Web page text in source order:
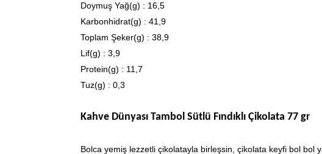
Doymuş Yağ(g) : 16,5
Karbonhidrat(g) : 41,9
Toplam Şeker(g) : 38,9
Lif(g) : 3,9
Protein(g) : 11,7
Tuz(g) : 0,3
Kahve Dünyası Tambol Sütlü Fındıklı Çikolata 77 gr
Bolca yemiş lezzetli çikolatayla birleşsin, çikolata keyfi bol bol